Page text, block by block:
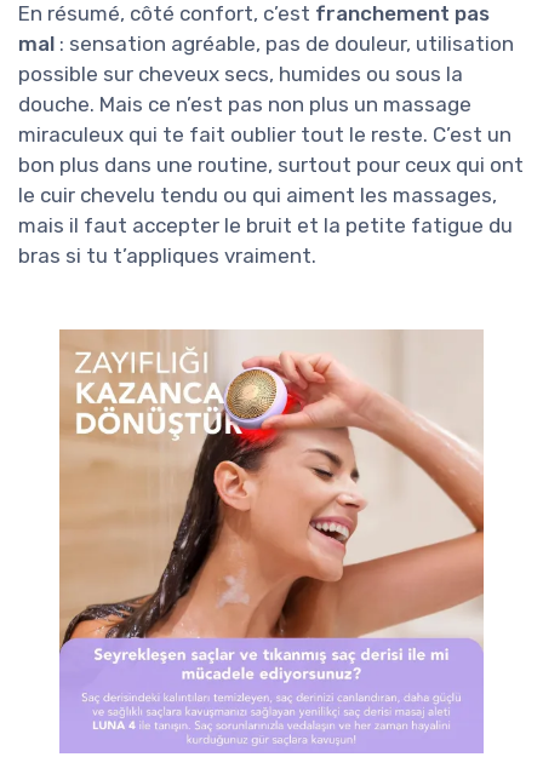
En résumé, côté confort, c’est franchement pas
mal : sensation agréable, pas de douleur, utilisation
possible sur cheveux secs, humides ou sous la
douche. Mais ce n’est pas non plus un massage
miraculeux qui te fait oublier tout le reste. C’est un
bon plus dans une routine, surtout pour ceux qui ont
le cuir chevelu tendu ou qui aiment les massages,
mais il faut accepter le bruit et la petite fatigue du
bras si tu t’appliques vraiment.